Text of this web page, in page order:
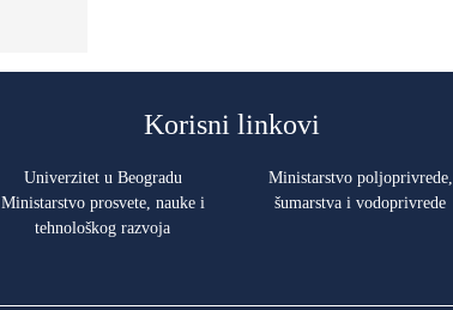
Korisni linkovi
Univerzitet u Beogradu
Ministarstvo prosvete, nauke i
tehnološkog razvoja
Ministarstvo poljoprivrede,
šumarstva i vodoprivrede